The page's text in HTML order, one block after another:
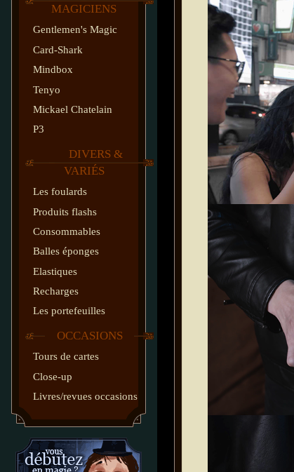
MAGICIENS
Gentlemen's Magic
Card-Shark
Mindbox
Tenyo
Mickael Chatelain
P3
DIVERS &
VARIÉS
Les foulards
Produits flashs
Consommables
Balles éponges
Elastiques
Recharges
Les portefeuilles
OCCASIONS
Tours de cartes
Close-up
Livres/revues occasions